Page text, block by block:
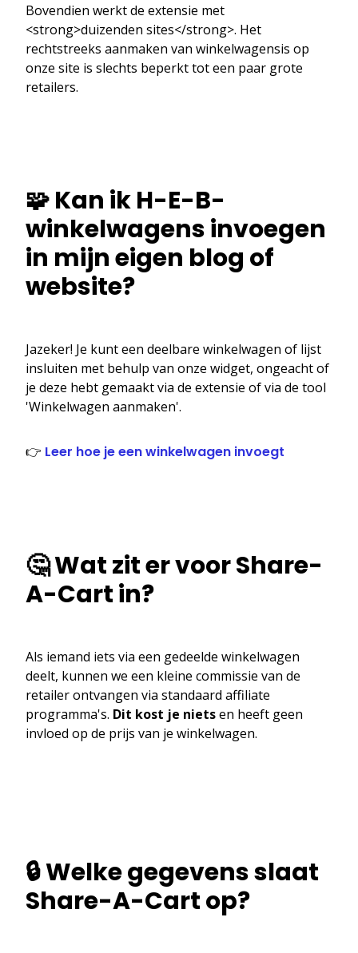
Bovendien werkt de extensie met
<strong>duizenden sites</strong>. Het
rechtstreeks aanmaken van winkelwagensis op
onze site is slechts beperkt tot een paar grote
retailers.
🧩 Kan ik H-E-B-
winkelwagens invoegen
in mijn eigen blog of
website?
Jazeker! Je kunt een deelbare winkelwagen of lijst
insluiten met behulp van onze widget, ongeacht of
je deze hebt gemaakt via de extensie of via de tool
'Winkelwagen aanmaken'.
👉 Leer hoe je een winkelwagen invoegt
🤔 Wat zit er voor Share-
A-Cart in?
Als iemand iets via een gedeelde winkelwagen
deelt, kunnen we een kleine commissie van de
retailer ontvangen via standaard affiliate
programma's. Dit kost je nietsen heeft geen
invloed op de prijs van je winkelwagen.
🔒 Welke gegevens slaat
Share-A-Cart op?